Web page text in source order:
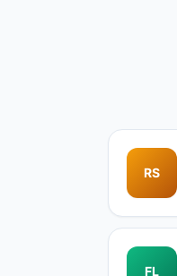
RS
FL